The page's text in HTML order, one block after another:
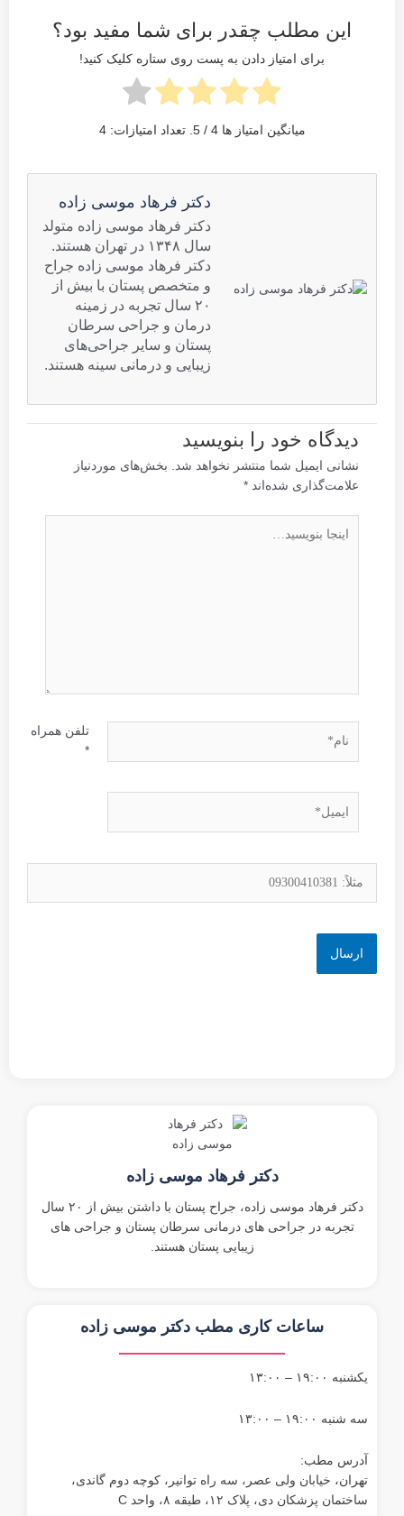
این مطلب چقدر برای شما مفید بود؟
برای امتیاز دادن به پست روی ستاره کلیک کنید!
میانگین امتیاز ها4 / 5. تعداد امتیازات: 4
دکتر فرهاد موسی زاده
دکتر فرهاد موسی زاده متولد
سال ۱۳۴۸ در تهران هستند.
دکتر فرهاد موسی زاده جراح
و متخصص پستان با بیش از
۲۰ سال تجربه در زمینه
درمان و جراحی سرطان
پستان و سایر جراحی‌های
زیبایی و درمانی سینه هستند.
دیدگاه‌ خود را بنویسید
نشانی ایمیل شما منتشر نخواهد شد. بخش‌های موردنیاز
علامت‌گذاری شده‌اند *
بنویسید…
تلفن همراه
*
دکتر فرهاد موسی زاده
دکتر فرهاد موسی زاده، جراح پستان با داشتن بیش از ۲۰ سال
تجربه در جراحی های درمانی سرطان پستان و جراحی های
زیبایی پستان هستند.
ساعات کاری مطب دکتر موسی زاده
یکشنبه ۱۹:۰۰ – ۱۳:۰۰
سه شنبه ۱۹:۰۰ – ۱۳:۰۰
آدرس مطب:
تهران، خیابان ولی عصر، سه راه توانیر، کوچه دوم گاندی،
ساختمان پزشکان دی، پلاک ۱۲، طبقه ۸، واحد C